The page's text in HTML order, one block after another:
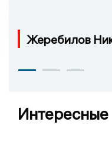
Жеребилов
Интересные